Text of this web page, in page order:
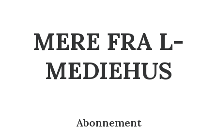
MERE FRA L-
MEDIEHUS
Abonnement